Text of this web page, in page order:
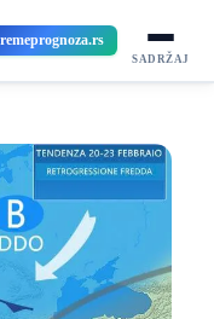
SADRŽAJ